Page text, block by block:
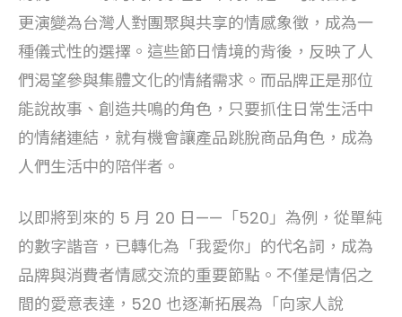
更演變為台灣人對團聚與共享的情感象徵，成為一
種儀式性的選擇。這些節日情境的背後，反映了人
們渴望參與集體文化的情緒需求。而品牌正是那位
能說故事、創造共鳴的角色，只要抓住日常生活中
的情緒連結，就有機會讓產品跳脫商品角色，成為
人們生活中的陪伴者。
以即將到來的 5 月 20 日——「520」為例，從單純
的數字諧音，已轉化為「我愛你」的代名詞，成為
品牌與消費者情感交流的重要節點。不僅是情侶之
間的愛意表達，520 也逐漸拓展為「向家人說